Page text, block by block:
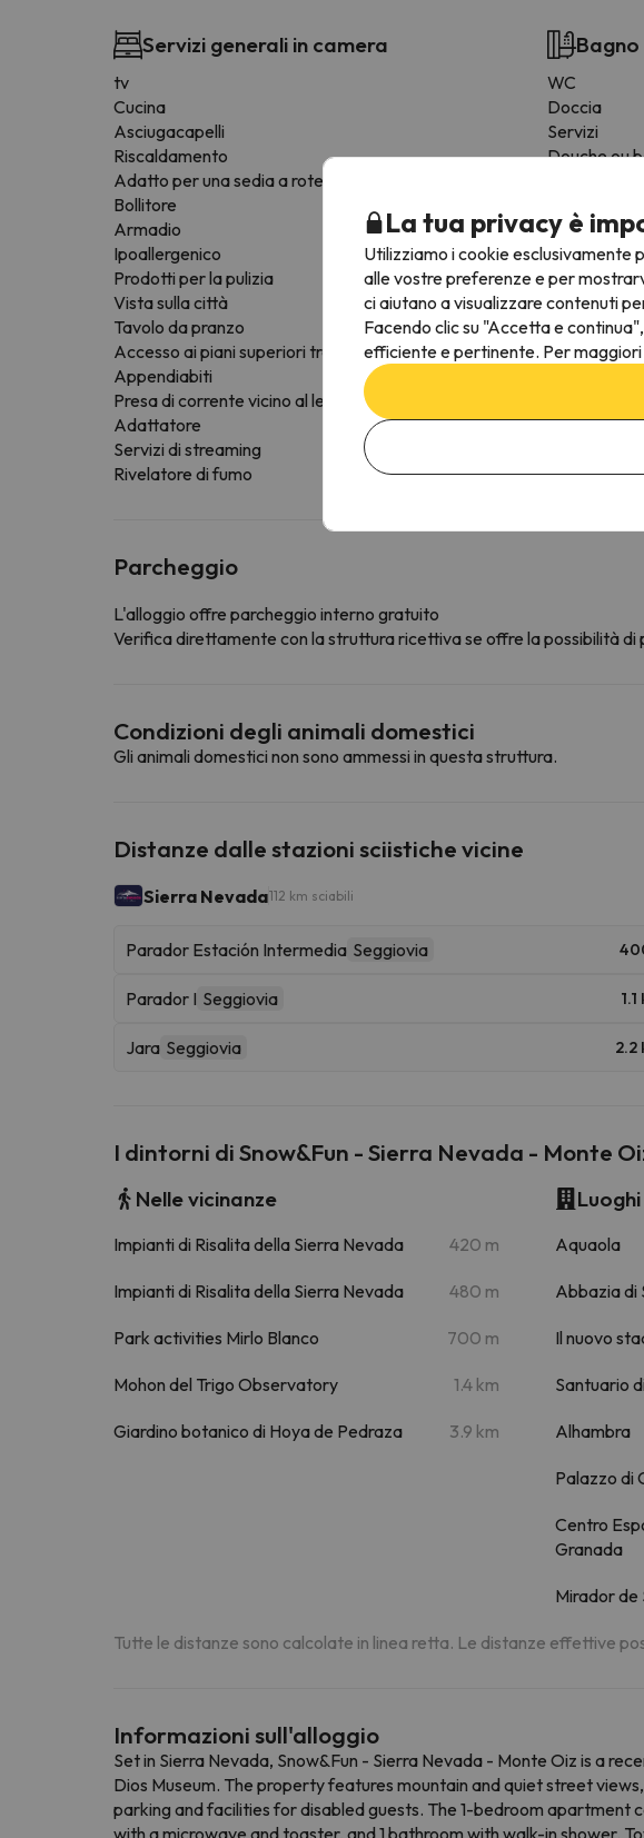
Servizi generali in camera
tv
Cucina
Asciugacapelli
Riscaldamento
Adatto per una sedia a rotelle
Bollitore
Armadio
Ipoallergenico
Prodotti per la pulizia
Vista sulla città
Tavolo da pranzo
Accesso ai piani superiori tramite ascensore
Appendiabiti
Presa di corrente vicino al letto
Adattatore
Servizi di streaming
Rivelatore di fumo
Bagno
WC
Doccia
Servizi
Douche ou
Doccia a
Parcheggio
L'alloggio offre parcheggio interno gratuito
Verifica direttamente con la struttura ricettiva se offre la possibilità di
Condizioni degli animali domestici
Gli animali domestici non sono ammessi in questa struttura.
Distanze dalle stazioni sciistiche vicine
Sierra Nevada112 km sciabili
Parador Estación Intermedia Seggiovia
Parador I Seggiovia 1.1
Jara Seggiovia 2.2
I dintorni di Snow&Fun - Sierra Nevada - Monte
Nelle vicinanze
Impianti di Risalita della Sierra Nevada 420 m
Impianti di Risalita della Sierra Nevada 480 m
Park activities Mirlo Blanco 700 m
Mohon del Trigo Observatory 1.4 km
Giardino botanico di Hoya de Pedraza 3.9 km
Aquaola
Abbazia di
Il nuovo
Santuario
Alhambra
Palazzo di
Centro
Granada
Mirador de
Tutte le distanze sono calcolate in linea retta. Le distanze effettive
Informazioni sull'alloggio
Set in Sierra Nevada, Snow&Fun - Sierra Nevada - Monte Oiz is a
Dios Museum. The property features mountain and quiet street
parking and facilities for disabled guests. The 1-bedroom apartment
with a microwave and toaster, and 1 bathroom with walk-in shower.
La tua privacy è
Utilizziamo i cookie esclusivamente
alle vostre preferenze e per
ci aiutano a visualizzare contenuti
Facendo clic su "Accetta e
efficiente e pertinente. Per